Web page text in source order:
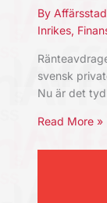
By
Inrikes,
svensk
Nu är det
Read More »